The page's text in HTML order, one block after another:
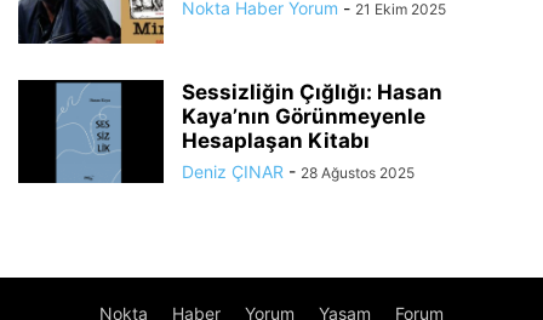
Nokta Haber Yorum - 21 Ekim 2025
Sessizliğin Çığlığı: Hasan
Kaya’nın Görünmeyenle
Hesaplaşan Kitabı
Deniz ÇINAR - 28 Ağustos 2025
Nokta Haber Yorum Yaşam Forum